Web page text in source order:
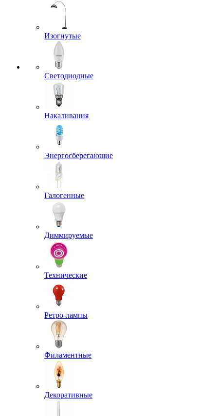
Изогнутые
Светодиодные
Накаливания
Энергосберегающие
Галогенные
Диммируемые
Технические
Ретро-лампы
Филаментные
Декоративные